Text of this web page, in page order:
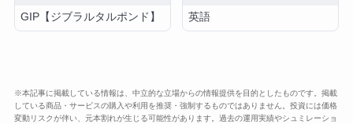
GIP【ジブラルタルポンド】 英語
※本記事に掲載している情報は、中立的な立場からの情報提供を目的としたものです。掲載
している商品・サービスの購入や利用を推奨・強制するものではありません。投資には価格
変動リスクが伴い、元本割れが生じる可能性があります。過去の運用実績やシュミレーショ